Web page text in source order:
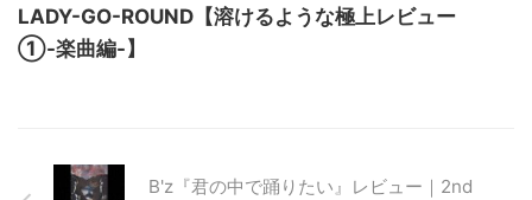
LADY-GO-ROUND【溶けるような極上レビュー
①-楽曲編-】
B'z『君の中で踊りたい』レビュー｜2nd